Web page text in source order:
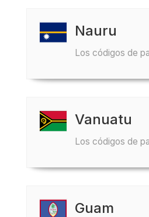
Nauru
Los códigos de
Vanuatu
Los códigos de
Guam